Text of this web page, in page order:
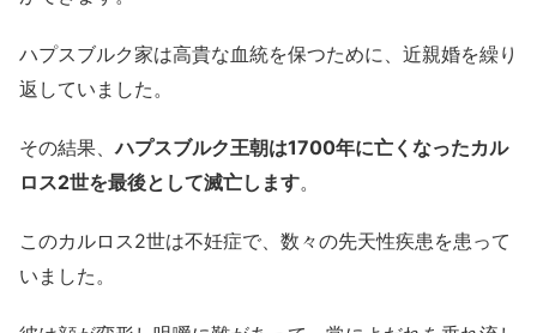
ハプスブルク家は高貴な血統を保つために、近親婚を繰り
返していました。
その結果、ハプスブルク王朝は1700年に亡くなったカル
ロス2世を最後として滅亡します。
このカルロス2世は不妊症で、数々の先天性疾患を患って
いました。